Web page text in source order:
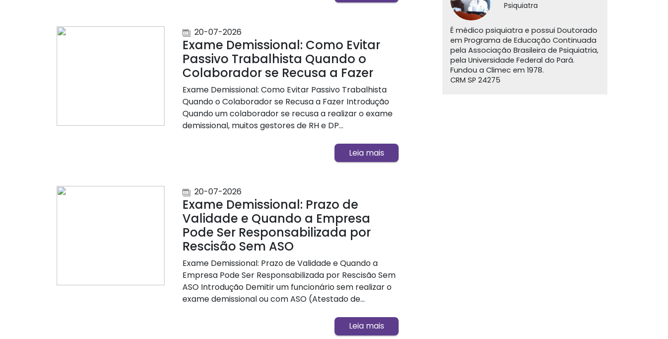
20-07-2026
Exame Demissional: Como Evitar
Passivo Trabalhista Quando o
Colaborador se Recusa a Fazer
Exame Demissional: Como Evitar Passivo Trabalhista
Quando o Colaborador se Recusa a Fazer Introdução
Quando um colaborador se recusa a realizar o exame
demissional, muitos gestores de RH e DP...
Leia mais
20-07-2026
Exame Demissional: Prazo de
Validade e Quando a Empresa
Pode Ser Responsabilizada por
Rescisão Sem ASO
Exame Demissional: Prazo de Validade e Quando a
Empresa Pode Ser Responsabilizada por Rescisão Sem
ASO Introdução Demitir um funcionário sem realizar o
exame demissional ou com ASO (Atestado de...
Leia mais
Psiquiatra
É médico psiquiatra e possui Doutorado
em Programa de Educação Continuada
pela Associação Brasileira de Psiquiatria,
pela Universidade Federal do Pará.
Fundou a Climec em 1978.
CRM SP 24275